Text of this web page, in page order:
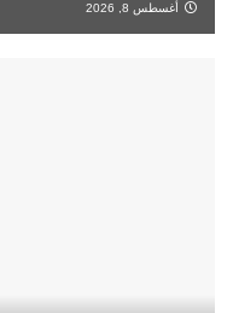
أغسطس 8, 2026